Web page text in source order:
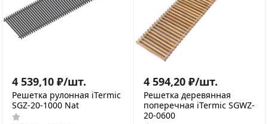
4 539,10 ₽/шт.
Решетка рулонная iTermic
SGZ-20-1000 Nat
4 594,20 ₽/шт.
Решетка деревянная
поперечная iTermic SGWZ-
20-0600